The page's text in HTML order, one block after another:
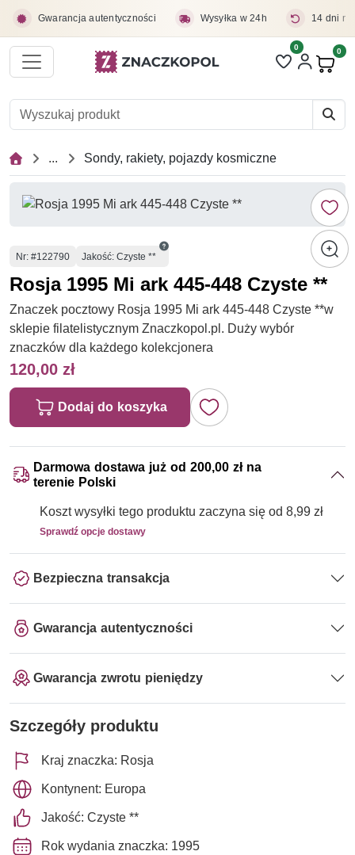
Gwarancja autentyczności Wysyłka w 24h 14 dni
Liczba pozycji
0 0
... Sondy, rakiety, pojazdy kosmiczne
Numer
Nr: #122790 Jakość: Czyste **
Rosja 1995 Mi ark 445-448 Czyste **
Znaczek pocztowy Rosja 1995 Mi ark 445-448 Czyste **w
sklepie filatelistycznym Znaczkopol.pl. Duży wybór
znaczków dla każdego kolekcjonera
120,00 zł
Dodaj do koszyka
Darmowa dostawa już od 200,00 zł na
terenie Polski
Koszt wysyłki tego produktu zaczyna się od 8,99 zł
Sprawdź opcje dostawy
Bezpieczna transakcja
Gwarancja autentyczności
Gwarancja zwrotu pieniędzy
Szczegóły produktu
Kraj znaczka: Rosja
Kontynent: Europa
Jakość: Czyste **
Rok wydania znaczka: 1995